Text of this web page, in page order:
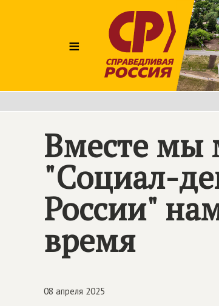
≡
Вместе мы
"Социал-
России"
время
08 апреля 2025